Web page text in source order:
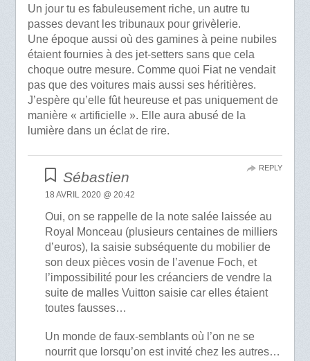
Un jour tu es fabuleusement riche, un autre tu
passes devant les tribunaux pour grivèlerie.
Une époque aussi où des gamines à peine nubiles
étaient fournies à des jet-setters sans que cela
choque outre mesure. Comme quoi Fiat ne vendait
pas que des voitures mais aussi ses héritières.
J’espère qu’elle fût heureuse et pas uniquement de
manière « artificielle ». Elle aura abusé de la
lumière dans un éclat de rire.
Sébastien
18 AVRIL 2020 @ 20:42
Oui, on se rappelle de la note salée laissée au
Royal Monceau (plusieurs centaines de milliers
d’euros), la saisie subséquente du mobilier de
son deux pièces vosin de l’avenue Foch, et
l’impossibilité pour les créanciers de vendre la
suite de malles Vuitton saisie car elles étaient
toutes fausses…
Un monde de faux-semblants où l’on ne se
nourrit que lorsqu’on est invité chez les autres…
REPLY